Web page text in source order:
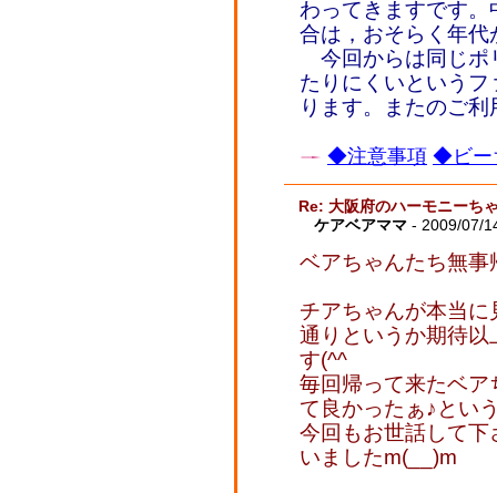
わってきますです
合は，おそらく年
今回からは同じポ
たりにくいという
ります。またのご
◆注意事項 ◆ビー
Re: 大阪府のハーモニーち
ケアベアママ - 2009/07/
ベアちゃんたち無事
チアちゃんが本当
通りというか期待
す(^^ゞ
毎回帰って来たベ
て良かったぁ♪とい
今回もお世話して
いましたm(__)m